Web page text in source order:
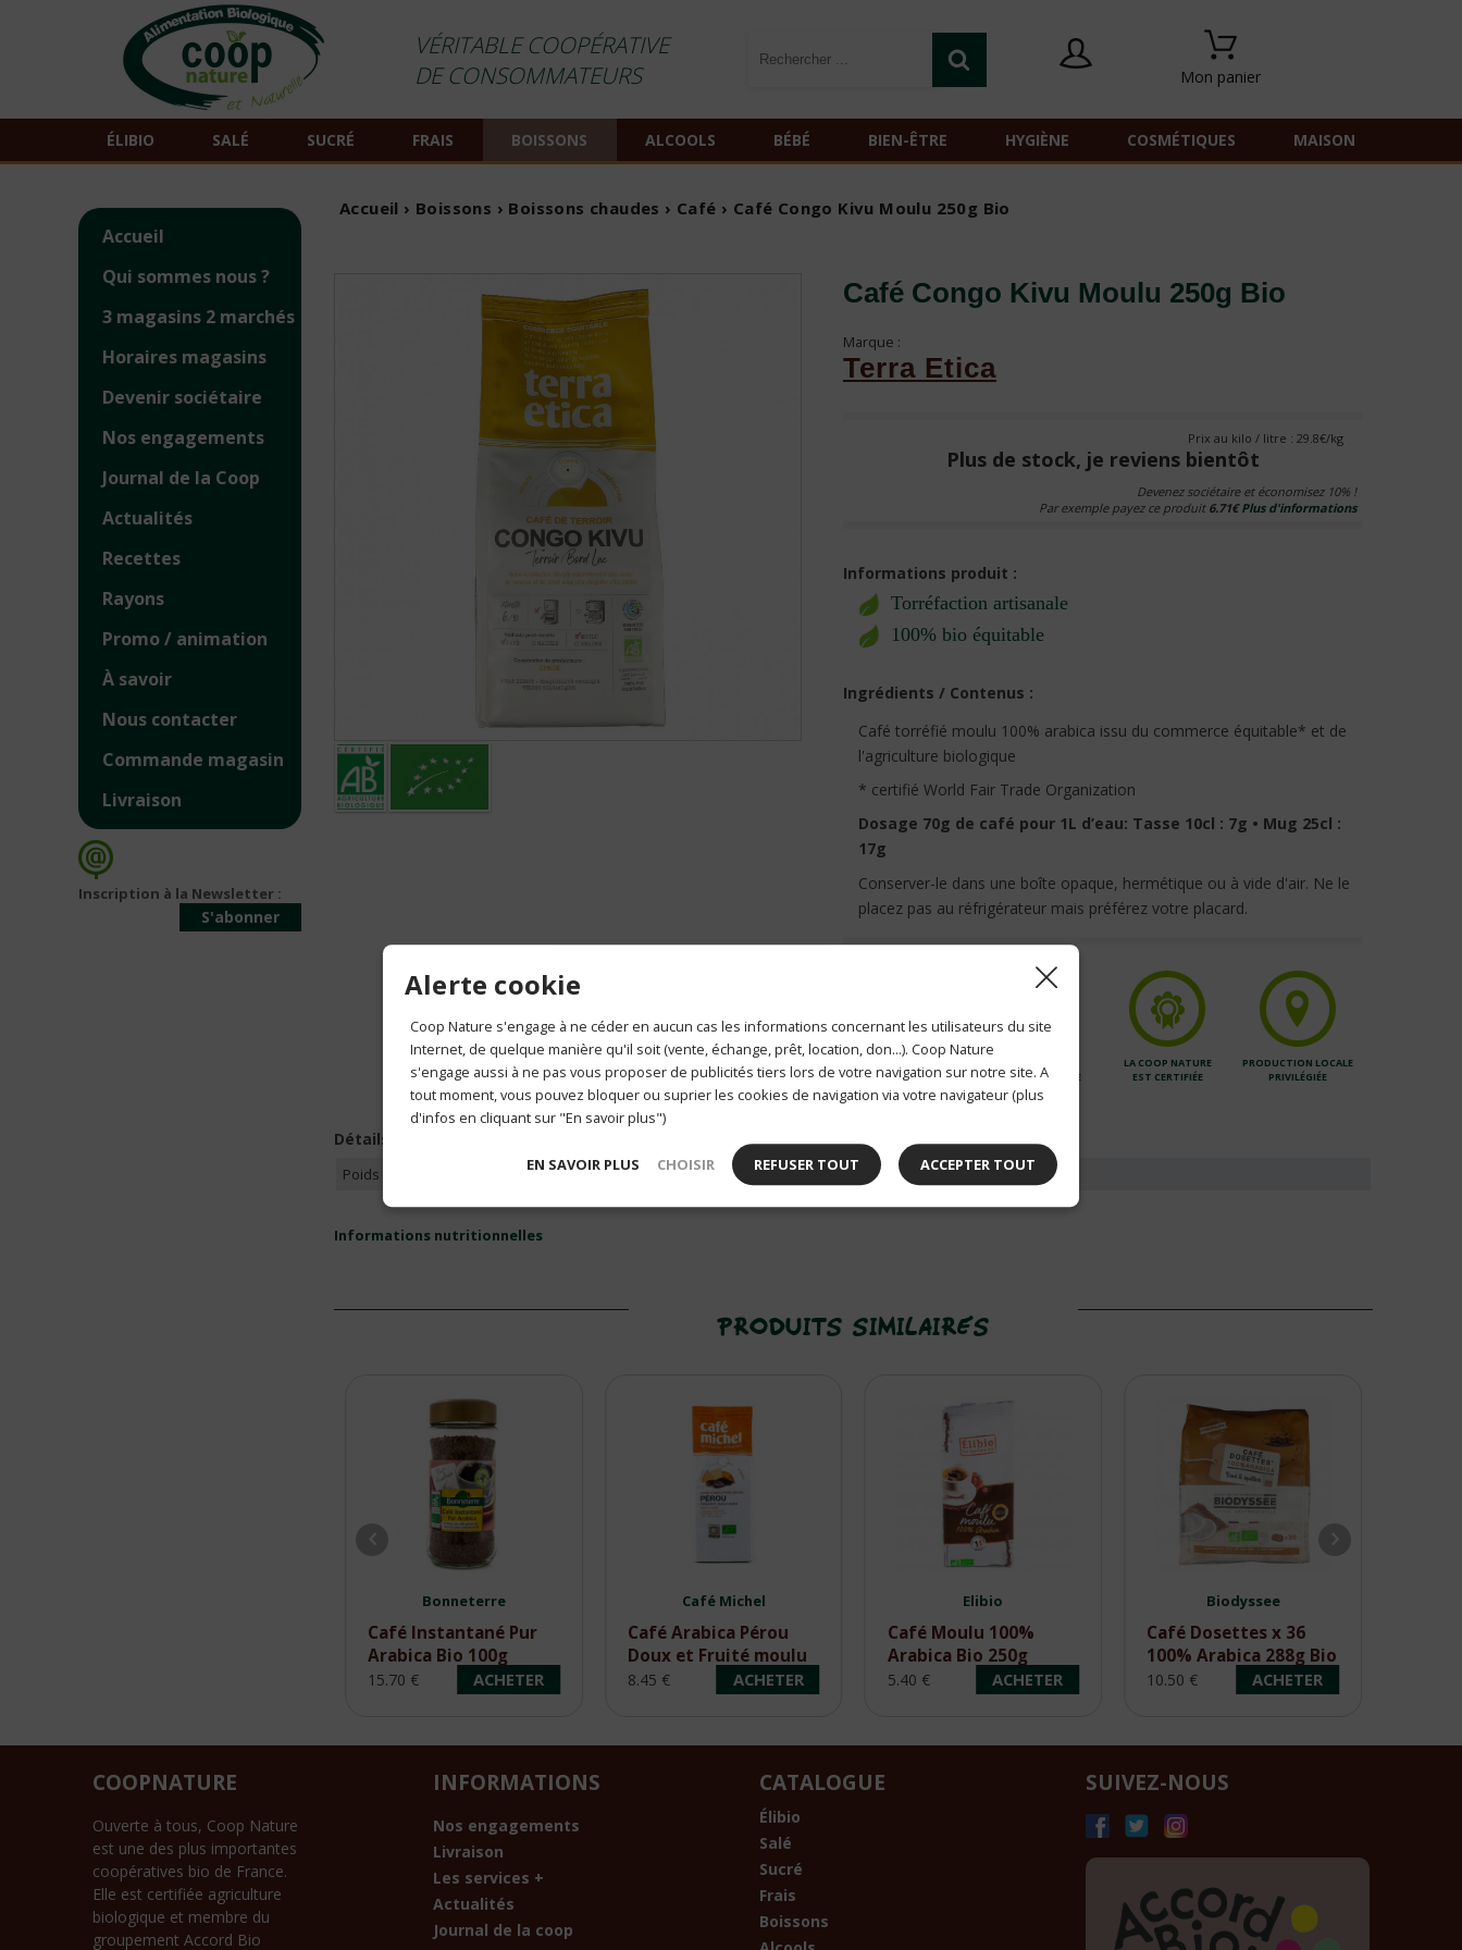
VÉRITABLE COOPÉRATIVE
DE CONSOMMATEURS
Mon panier
ÉLIBIO SALÉ SUCRÉ FRAIS BOISSONS ALCOOLS BÉBÉ BIEN-ÊTRE HYGIÈNE COSMÉTIQUES MAISON
Accueil › Boissons › Boissons chaudes › Café › Café Congo Kivu Moulu 250g Bio
Café Congo Kivu Moulu 250g Bio
Marque :
Terra Etica
Prix au kilo / litre : 29.8€/kg
Plus de stock, je reviens bientôt
Devenez sociétaire et économisez 10% !
Par exemple payez ce produit 6.71€Plus d'informations
Informations produit :
Torréfaction artisanale
100% bio équitable
Ingrédients / Contenus :
Café torréfié moulu 100% arabica issu du commerce équitable* et de
l'agriculture biologique
* certifié World Fair Trade Organization
Dosage 70g de café pour 1L d’eau: Tasse 10cl : 7g • Mug 25cl :
17g
Conserver-le dans une boîte opaque, hermétique ou à vide d'air. Ne le
placez pas au réfrigérateur mais préférez votre placard.
LIVRAISON À VOTRE
DOMICILE OU AU
TRAVAIL
BIOLOGIQUES DE
QUALITÉ
LA COOP NATURE
EST CERTIFIÉE
PRODUCTION LOCALE
PRIVILÉGIÉE
Détails
Poids en gramme 250
Informations nutritionnelles
PRODUITS SIMILAIRES
Bonneterre
Café Instantané Pur
Arabica Bio 100g
15.70 € ACHETER
Café Michel
Café Arabica Pérou
Doux et Fruité moulu
Bio 250g
8.45 € ACHETER
Elibio
Café Moulu 100%
Arabica Bio 250g
5.40 € ACHETER
Biodyssee
Café Dosettes x 36
100% Arabica 288g Bio
10.50 € ACHETER
Accueil
Qui sommes nous ?
3 magasins 2 marchés
Horaires magasins
Devenir sociétaire
Nos engagements
Journal de la Coop
Actualités
Recettes
Rayons
Promo / animation
À savoir
Nous contacter
Commande magasin
Livraison
Inscription à la Newsletter :
S'abonner
COOPNATURE
Ouverte à tous, Coop Nature
est une des plus importantes
coopératives bio de France.
Elle est certifiée agriculture
biologique et membre du
groupement Accord Bio
INFORMATIONS
Nos engagements
Livraison
Les services +
Actualités
Journal de la coop
CATALOGUE
Élibio
Salé
Sucré
Frais
Boissons
SUIVEZ-NOUS
Alerte cookie
Coop Nature s'engage à ne céder en aucun cas les informations concernant les utilisateurs du site
Internet, de quelque manière qu'il soit (vente, échange, prêt, location, don...). Coop Nature
s'engage aussi à ne pas vous proposer de publicités tiers lors de votre navigation sur notre site. A
tout moment, vous pouvez bloquer ou suprier les cookies de navigation via votre navigateur (plus
d'infos en cliquant sur "En savoir plus")
EN SAVOIR PLUS CHOISIR REFUSER TOUT ACCEPTER TOUT